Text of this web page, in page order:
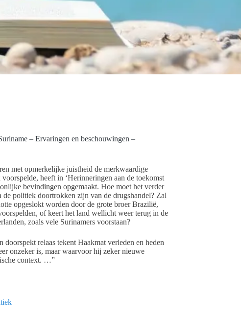
– Ervaringen en beschouwingen –
met opmerkelijke juistheid de merkwaardige
heeft in ‘Herinneringen aan de toekomst
bevindingen opgemaakt. Hoe moet het verder
de politiek doortrokken zijn van de drugshandel? Zal
opgeslokt worden door de grote broer Brazilië,
of keert het land wellicht weer terug in de
zoals vele Surinamers voorstaan?
relaas tekent Haakmat verleden en heden
onzeker is, maar waarvoor hij zeker nieuwe
context. …”